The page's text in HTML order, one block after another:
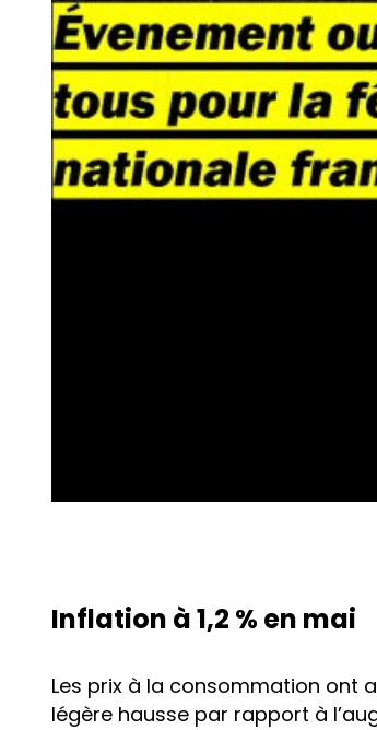
Inflation à 1,2 % en mai
Les prix à la consommation ont
légère hausse par rapport à